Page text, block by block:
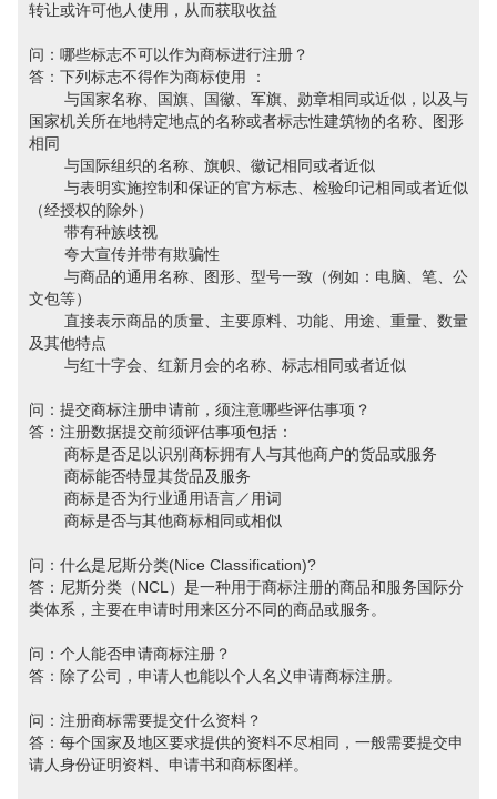
转让或许可他人使用，从而获取收益
问：哪些标志不可以作为商标进行注册？
答：下列标志不得作为商标使用 ：
与国家名称、国旗、国徽、军旗、勋章相同或近似，以及与
国家机关所在地特定地点的名称或者标志性建筑物的名称、图形
相同
与国际组织的名称、旗帜、徽记相同或者近似
与表明实施控制和保证的官方标志、检验印记相同或者近似
（经授权的除外）
带有种族歧视
夸大宣传并带有欺骗性
与商品的通用名称、图形、型号一致（例如：电脑、笔、公
文包等）
直接表示商品的质量、主要原料、功能、用途、重量、数量
及其他特点
与红十字会、红新月会的名称、标志相同或者近似
问：提交商标注册申请前，须注意哪些评估事项？
答：注册数据提交前须评估事项包括：
商标是否足以识别商标拥有人与其他商户的货品或服务
商标能否特显其货品及服务
商标是否为行业通用语言／用词
商标是否与其他商标相同或相似
问：什么是尼斯分类(Nice Classification)?
答：尼斯分类（NCL）是一种用于商标注册的商品和服务国际分
类体系，主要在申请时用来区分不同的商品或服务。
问：个人能否申请商标注册？
答：除了公司，申请人也能以个人名义申请商标注册。
问：注册商标需要提交什么资料？
答：每个国家及地区要求提供的资料不尽相同，一般需要提交申
请人身份证明资料、申请书和商标图样。